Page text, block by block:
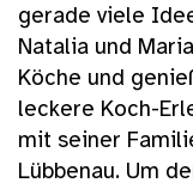
gerade viele
Natalia und
Köche und
leckere Koch-
mit seiner
Lübbenau. Um